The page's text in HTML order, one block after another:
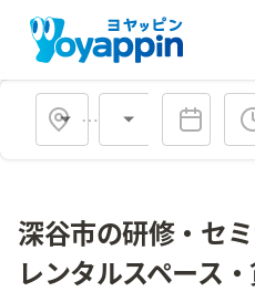
会場タイプ
深谷市の研修・セ
レンタルスペース